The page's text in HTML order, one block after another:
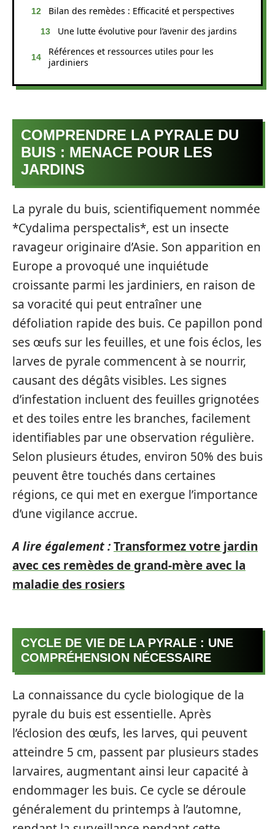
Bilan des remèdes : Efficacité et perspectives
Une lutte évolutive pour l’avenir des jardins
Références et ressources utiles pour les
jardiniers
COMPRENDRE LA PYRALE DU
BUIS : MENACE POUR LES
JARDINS
La pyrale du buis, scientifiquement nommée
*Cydalima perspectalis*, est un insecte
ravageur originaire d’Asie. Son apparition en
Europe a provoqué une inquiétude
croissante parmi les jardiniers, en raison de
sa voracité qui peut entraîner une
défoliation rapide des buis. Ce papillon pond
ses œufs sur les feuilles, et une fois éclos, les
larves de pyrale commencent à se nourrir,
causant des dégâts visibles. Les signes
d’infestation incluent des feuilles grignotées
et des toiles entre les branches, facilement
identifiables par une observation régulière.
Selon plusieurs études, environ 50% des buis
peuvent être touchés dans certaines
régions, ce qui met en exergue l’importance
d’une vigilance accrue.
A lire également :Transformez votre jardin
avec ces remèdes de grand-mère avec la
maladie des rosiers
CYCLE DE VIE DE LA PYRALE : UNE
COMPRÉHENSION NÉCESSAIRE
La connaissance du cycle biologique de la
pyrale du buis est essentielle. Après
l’éclosion des œufs, les larves, qui peuvent
atteindre 5 cm, passent par plusieurs stades
larvaires, augmentant ainsi leur capacité à
endommager les buis. Ce cycle se déroule
généralement du printemps à l’automne,